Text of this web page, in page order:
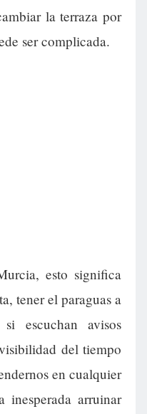
la terraza por
ser complicada.
esto significa
tener el paraguas a
escuchan avisos
del tiempo
en cualquier
inesperada arruinar